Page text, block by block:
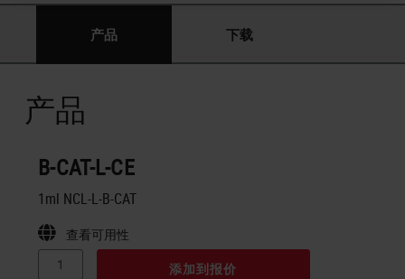
产品 下载
产品
B-CAT-L-CE
1ml NCL-L-B-CAT
查看可用性
添加到报价